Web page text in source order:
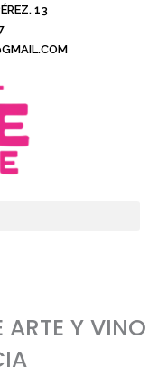
13
ARTE Y VINO